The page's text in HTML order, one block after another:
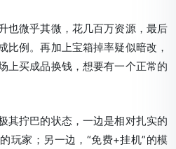
也微乎其微，花几百万资源，最后
比例。再加上宝箱掉率疑似暗改，
上买成品换钱，想要有一个正常的
其拧巴的状态，一边是相对扎实的
玩家；另一边，“免费+挂机”的模